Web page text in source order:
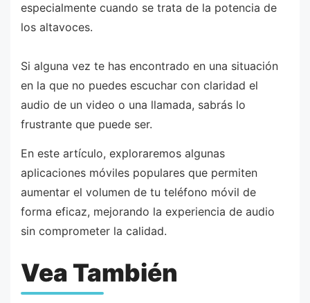
especialmente cuando se trata de la potencia de
los altavoces.
Si alguna vez te has encontrado en una situación
en la que no puedes escuchar con claridad el
audio de un video o una llamada, sabrás lo
frustrante que puede ser.
En este artículo, exploraremos algunas
aplicaciones móviles populares que permiten
aumentar el volumen de tu teléfono móvil de
forma eficaz, mejorando la experiencia de audio
sin comprometer la calidad.
Vea También